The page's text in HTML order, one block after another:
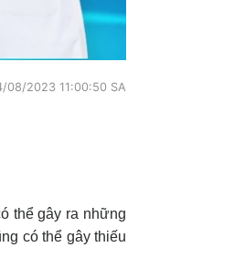
08/2023 11:00:50 SA
thể gây ra những
có thể gây thiếu